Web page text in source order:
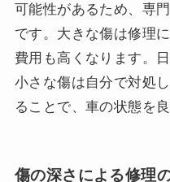
可能性があるため、専
です。大きな傷は修理
費用も高くなります。
小さな傷は自分で対処
ることで、車の状態を
傷の深さによる修理